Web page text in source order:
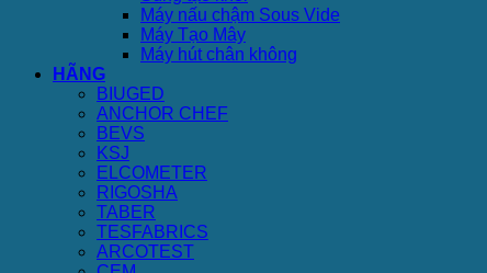
Máy nấu chậm Sous Vide
Máy Tạo Mây
Máy hút chân không
HÃNG
BIUGED
ANCHOR CHEF
BEVS
KSJ
ELCOMETER
RIGOSHA
TABER
TESFABRICS
ARCOTEST